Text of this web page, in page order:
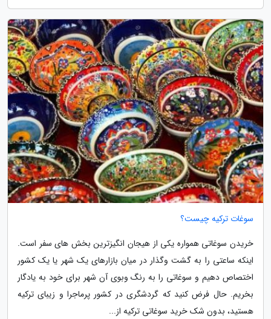
سوغات ترکیه چیست؟
خریدن سوغاتی همواره یکی از هیجان انگیزترین بخش های سفر است.
اینکه ساعتی را به گشت وگذار در میان بازارهای یک شهر یا یک کشور
اختصاص دهیم و سوغاتی را به رنگ وبوی آن شهر برای خود به یادگار
بخریم. حال فرض کنید که گردشگری در کشور پرماجرا و زیبای ترکیه
هستید، بدون شک خرید سوغاتی ترکیه از...